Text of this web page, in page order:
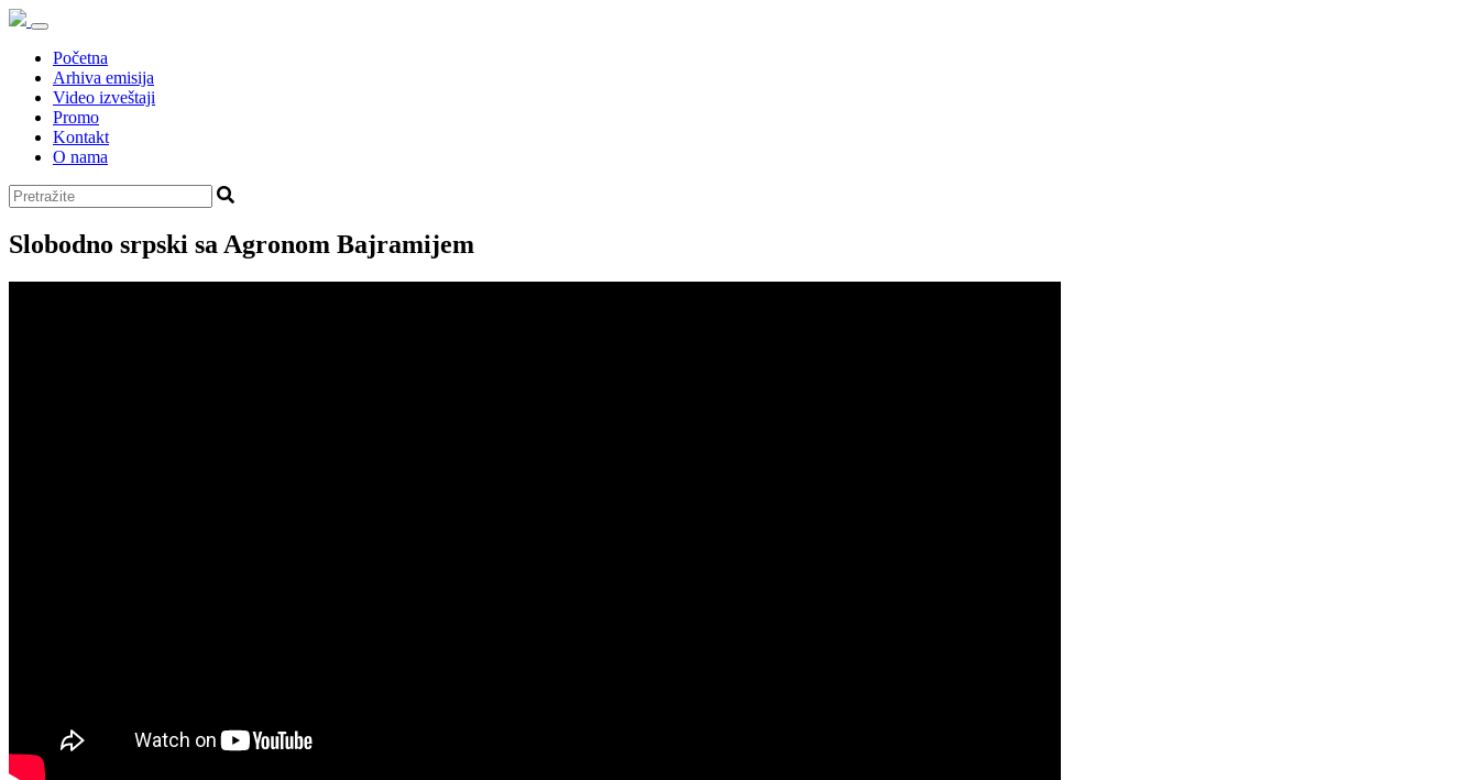
Početna
Arhiva emisija
Video izveštaji
Promo
Kontakt
O nama
Slobodno srpski sa Agronom Bajramijem